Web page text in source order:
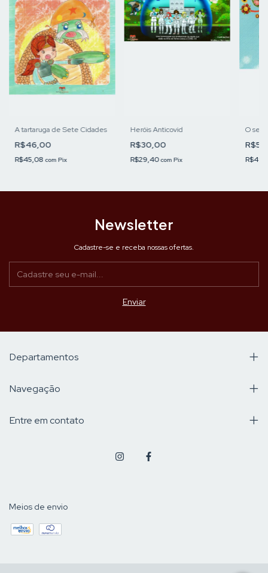
A tartaruga de Sete Cidades
R$46,00
R$45,08com Pix
Heróis Anticovid
R$30,00
R$29,40com Pix
O
Newsletter
Cadastre-se e receba nossas ofertas.
Departamentos
Navegação
Entre em contato
Meios de envio